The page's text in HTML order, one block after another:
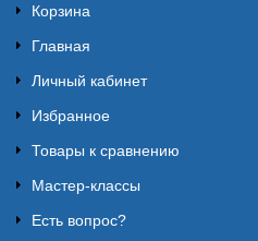
Корзина
Главная
Личный кабинет
Избранное
Товары к сравнению
Мастер-классы
Есть вопрос?